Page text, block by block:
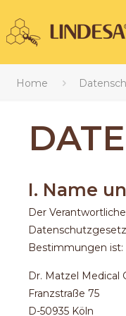
Home
I. Name
Der
Bestimmungen ist:
Dr. Matzel Medical
Franzstraße 75
D-50935 Köln